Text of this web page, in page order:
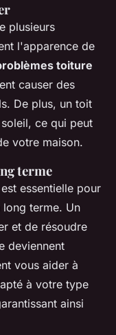
plusieurs
l'apparence de
toiture
causer des
De plus, un toit
ce qui peut
votre maison.
terme
est essentielle pour
terme. Un
et de résoudre
deviennent
vous aider à
à votre type
ainsi